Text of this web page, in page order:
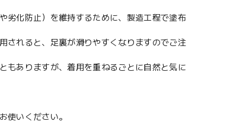
劣化防止）を維持するために、製造工程で塗布
されると、足裏が滑りやすくなりますのでご注
もありますが、着用を重ねるごとに自然と気に
使いください。